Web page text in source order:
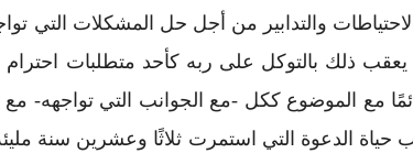
والتدابير من أجل حل المشكلات التي
ذلك بالتوكل على ربه كأحد متطلبات احترام
دائمًا مع الموضوع ككل -مع الجوانب التي تواجهه-
الدعوة التي استمرت ثلاثًا وعشرين سنة مليئة